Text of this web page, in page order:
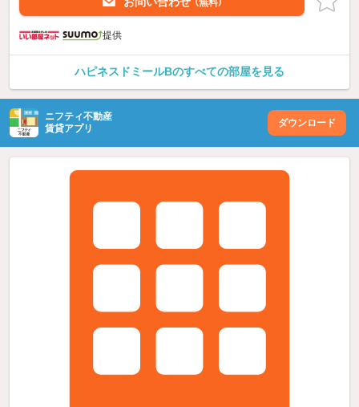
提供
ハピネスドミールBのすべての部屋を見る
ニフティ不動産
賃貸アプリ
ダウンロード